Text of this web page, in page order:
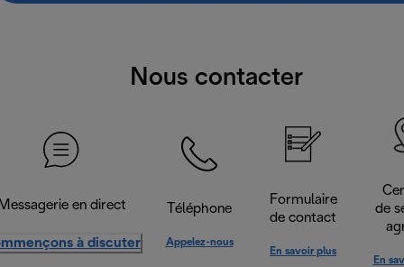
Nous contacter
en direct
à discuter
Téléphone
Appelez-nous
Formulaire
de contact
En savoir plus
de
En